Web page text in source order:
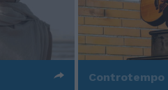
Controtempo